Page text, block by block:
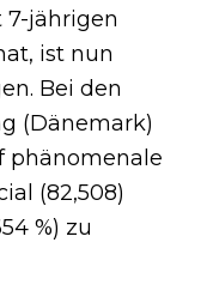
7-jährigen
ist nun
Bei den
(Dänemark)
phänomenale
(82,508)
%) zu